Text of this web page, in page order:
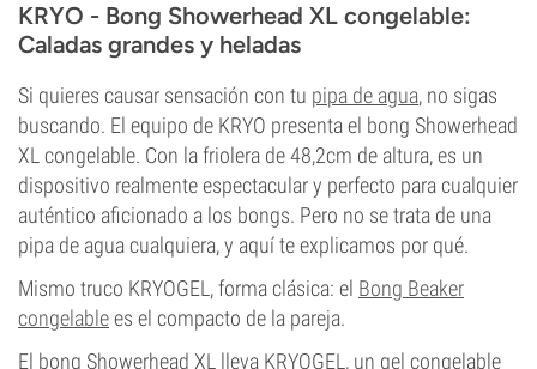
KRYO - Bong Showerhead XL congelable:
Caladas grandes y heladas
Si quieres causar sensación con tu pipa de agua, no sigas
buscando. El equipo de KRYO presenta el bong Showerhead
XL congelable. Con la friolera de 48,2cm de altura, es un
dispositivo realmente espectacular y perfecto para cualquier
auténtico aficionado a los bongs. Pero no se trata de una
pipa de agua cualquiera, y aquí te explicamos por qué.
Mismo truco KRYOGEL, forma clásica: el Bong Beaker
congelablees el compacto de la pareja.
El bong Showerhead XL lleva KRYOGEL, un gel congelable